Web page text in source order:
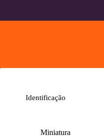
Identificação
Miniatura